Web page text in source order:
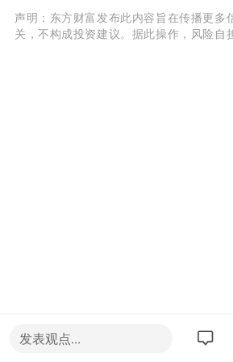
声明：东方财富发布此内容旨在传播更多
关，不构成投资建议。据此操作，风险自
发表观点...